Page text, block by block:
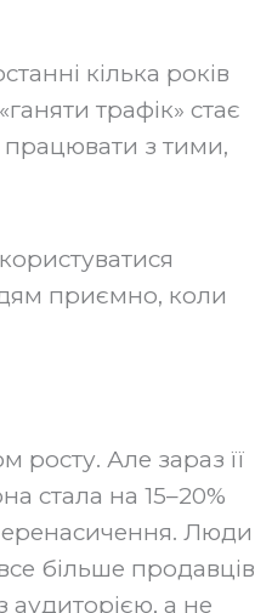
кілька років
трафік» стає
з тими,
приємно, коли
росту. Але зараз її
стала на 15–20%
Люди
більше продавців
аудиторією, а не